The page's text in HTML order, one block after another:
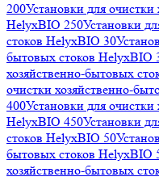
200Установки для
HelyxBIO 250Установки
стоков HelyxBIO 30
бытовых стоков HelyxBIO
хозяйственно-бытовых
очистки хозяйственно-
400Установки для
HelyxBIO 450Установки
стоков HelyxBIO 50
бытовых стоков HelyxBIO
хозяйственно-бытовых